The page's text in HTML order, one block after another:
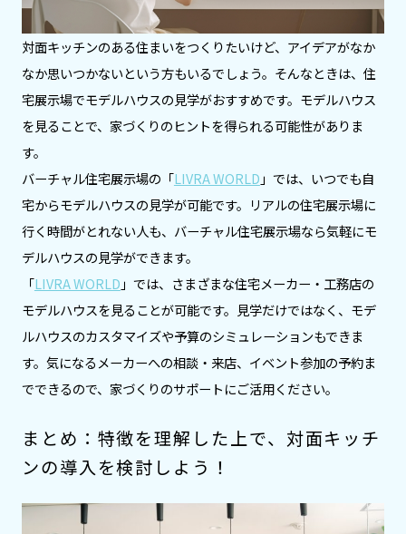
対面キッチンのある住まいをつくりたいけど、アイデアがなか
なか思いつかないという方もいるでしょう。そんなときは、住
宅展示場でモデルハウスの見学がおすすめです。モデルハウス
を見ることで、家づくりのヒントを得られる可能性がありま
す。
バーチャル住宅展示場の「LIVRA WORLD 」では、いつでも自
宅からモデルハウスの見学が可能です。リアルの住宅展示場に
行く時間がとれない人も、バーチャル住宅展示場なら気軽にモ
デルハウスの見学ができます。
「LIVRA WORLD 」では、さまざまな住宅メーカー・工務店の
モデルハウスを見ることが可能です。見学だけではなく、モデ
ルハウスのカスタマイズや予算のシミュレーションもできま
す。気になるメーカーへの相談・来店、イベント参加の予約ま
でできるので、家づくりのサポートにご活用ください。
まとめ：特徴を理解した上で、対面キッチ
ンの導入を検討しよう！